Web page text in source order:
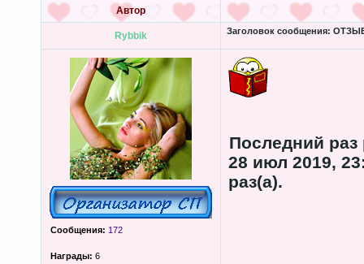
Автор
Rybbik Заголовок сообщения:
Сообщения: 172
Награды: 6
Последний раз
28 июл 2019,
раз(а).